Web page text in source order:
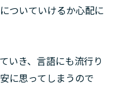
ついていけるか心配に
いき、言語にも流行り
に思ってしまうので